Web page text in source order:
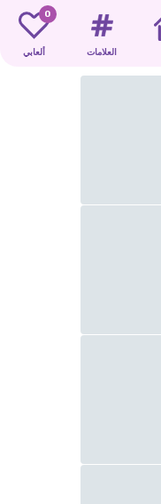
العلامات
0
ألعابي